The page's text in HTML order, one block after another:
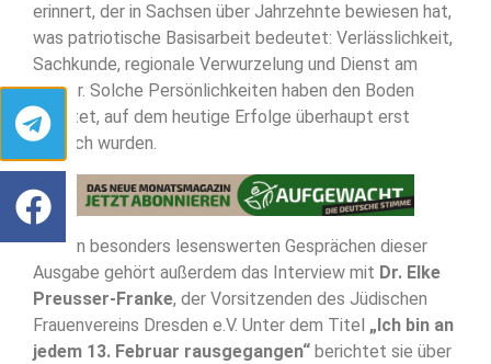
erinnert, der in Sachsen über Jahrzehnte bewiesen hat,
was patriotische Basisarbeit bedeutet: Verlässlichkeit,
Sachkunde, regionale Verwurzelung und Dienst am
Bürger. Solche Persönlichkeiten haben den Boden
bereitet, auf dem heutige Erfolge überhaupt erst
möglich wurden.
Zu den besonders lesenswerten Gesprächen dieser
Ausgabe gehört außerdem das Interview mit Dr. Elke
Preusser-Franke, der Vorsitzenden des Jüdischen
Frauenvereins Dresden e.V. Unter dem Titel „Ich bin an
jedem 13. Februar rausgegangen“ berichtet sie über